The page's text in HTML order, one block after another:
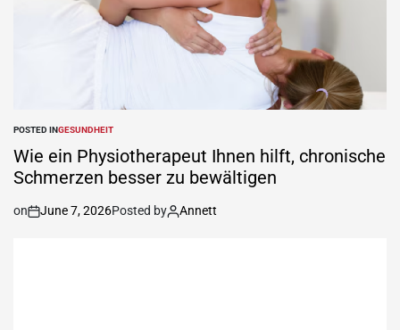
POSTED INGESUNDHEIT
Wie ein Physiotherapeut Ihnen hilft, chronische
Schmerzen besser zu bewältigen
on June 7, 2026Posted by Annett